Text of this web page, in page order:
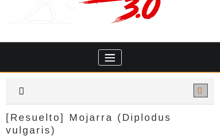
[Resuelto]
Mojarra (Diplodus
vulgaris)